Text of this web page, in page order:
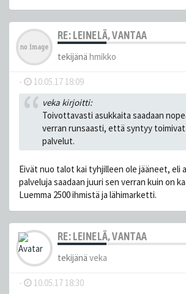
RE: LEINELÄ, VANTAA
tekijänä hmikko
- 10.05.17 18:09
veka kirjoitti:
Toivottavasti asukkaita saadaan
verran runsaasti, että syntyy
palvelut.
Eivät nuo talot kai tyhjilleen ole jääneet, eli
palveluja saadaan juuri sen verran kuin on
Luemma 2500 ihmistä ja lähimarketti.
RE: LEINELÄ, VANTAA
tekijänä veka
- 10.05.17 18:30